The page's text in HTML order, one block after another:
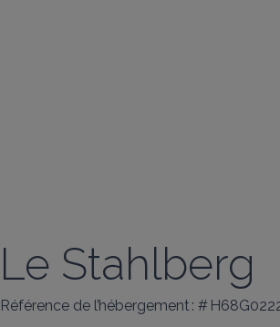
Le Stahlberg
Référence de l’hébergement : #